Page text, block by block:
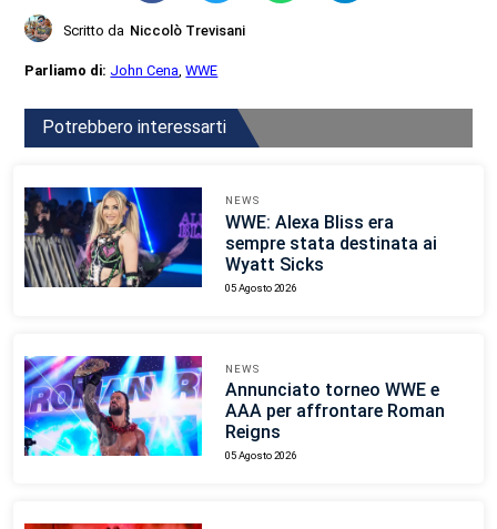
Scritto da Niccolò Trevisani
Parliamo di: John Cena,WWE
Potrebbero interessarti
NEWS
WWE: Alexa Bliss era
sempre stata destinata ai
Wyatt Sicks
05 Agosto 2026
NEWS
Annunciato torneo WWE e
AAA per affrontare Roman
Reigns
05 Agosto 2026